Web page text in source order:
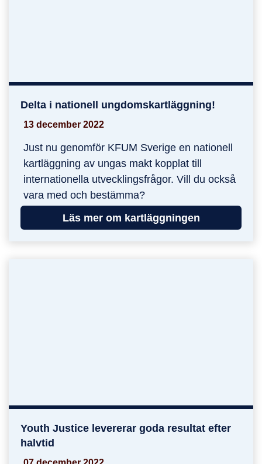
Delta i nationell ungdomskartläggning!
Delta i nationell ungdomskartläggning!
13 december 2022
Just nu genomför KFUM Sverige en nationell
kartläggning av ungas makt kopplat till
internationella utvecklingsfrågor. Vill du också
vara med och bestämma?
Läs mer om kartläggningen
Youth Justice levererar goda resultat efter
halvtid
Youth Justice levererar goda resultat efter